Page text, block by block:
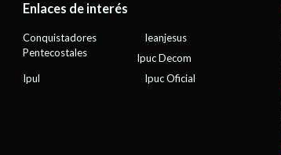
Enlaces de interés
Conquistadores
Pentecostales
Ieanjesus
Ipuc Decom
Ipuc Oficial
Ipul